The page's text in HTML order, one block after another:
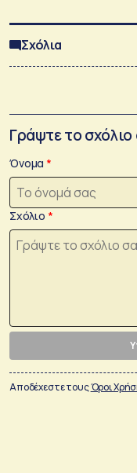
Σχόλια
Γράψτε το σχόλιο
Όνομα
Σχόλιο
Αποδέχεστε τουςΌροι